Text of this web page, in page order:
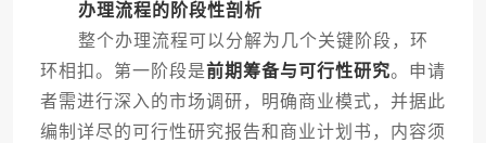
办理流程的阶段性剖析
整个办理流程可以分解为几个关键阶段，环
环相扣。第一阶段是前期筹备与可行性研究。申请
者需进行深入的市场调研，明确商业模式，并据此
编制详尽的可行性研究报告和商业计划书，内容须